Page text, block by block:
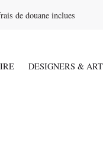
de douane inclues
DESIGNERS &